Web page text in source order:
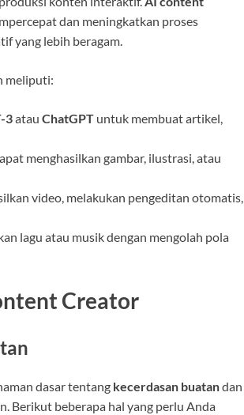
dan meningkatkan proses
yang lebih beragam.
meliputi:
3atau ChatGPT untuk membuat artikel,
menghasilkan gambar, ilustrasi, atau
video, melakukan pengeditan otomatis,
lagu atau musik dengan mengolah pola
Creator
dasar tentang kecerdasan buatandan
Berikut beberapa hal yang perlu Anda